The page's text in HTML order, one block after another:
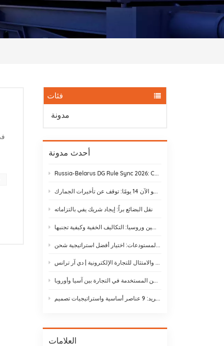
فئات
مدونة
أحدث مدونة
نقل البضائع براً: إيجاد شريك يفي بالتزاماته
لوائح الشحن الدولي والامتثال للتجارة الإلكترونية | دي آر ترانس
أنواع طائرات الشحن: دليل لأنواع طائرات الشحن المستخدمة في التجارة بين آسيا وأوروبا
حلول لوجستيات سلسلة التبريد: 9 عناصر أساسية واستراتيجيات تصميم
العلامات